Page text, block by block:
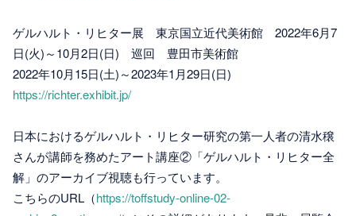
ゲルハルト・リヒター展 東京国立近代美術館 2022年6月7
日(火)～10月2日(日) 巡回 豊田市美術館
2022年10月15日(土)～2023年1月29日(日)
https://richter.exhibit.jp/
日本におけるゲルハルト・リヒター研究の第一人者の清水穣
さんが講師を務めたアート講座②「ゲルハルト・リヒター全
解」のアーカイブ視聴も行っています。
こちらのURL（https://toffstudy-online-02-